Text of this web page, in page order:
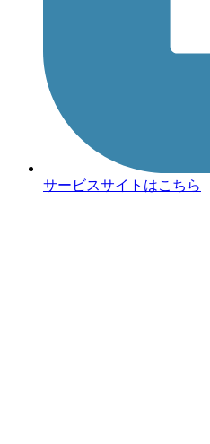
サービスサイトはこちら